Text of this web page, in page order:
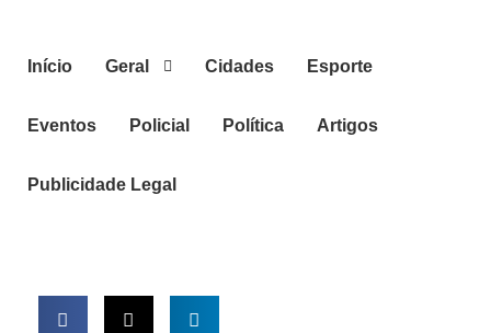
Início Geral Cidades Esporte
Eventos Policial Política Artigos
Publicidade Legal